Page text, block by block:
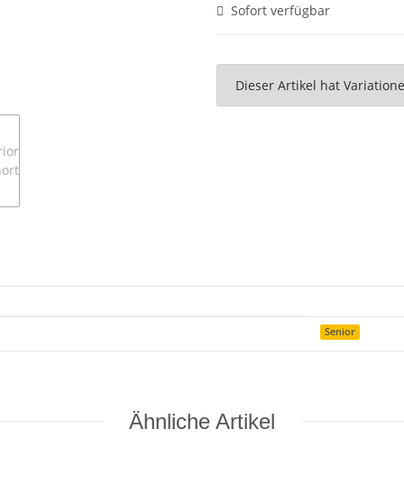
Sofort verfügbar
x
Dieser Artikel hat
Senior
Ähnliche Artikel